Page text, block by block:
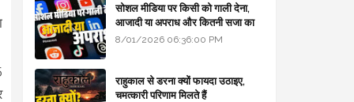
सोशल मीडिया पर किसी को गाली देना,
आजादी या अपराध और कितनी सजा का
प्रावधान - free legal advice
8/01/2026 06:36:00 PM
राहुकाल से डरना क्यों फायदा उठाइए,
चमत्कारी परिणाम मिलते हैं